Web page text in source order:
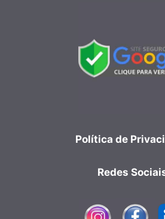
Política de
Redes